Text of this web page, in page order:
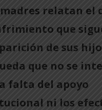
relatan el
que
de sus
que no se
falta del apoyo
ni los